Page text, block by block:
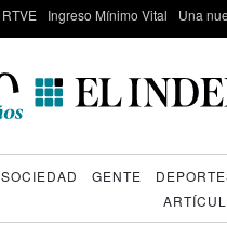
RTVE Ingreso Mínimo Vital Una
SOCIEDAD GENTE